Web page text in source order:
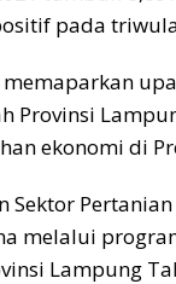
pada
Provinsi
ekonomi di
Sektor
melalui
Lampung